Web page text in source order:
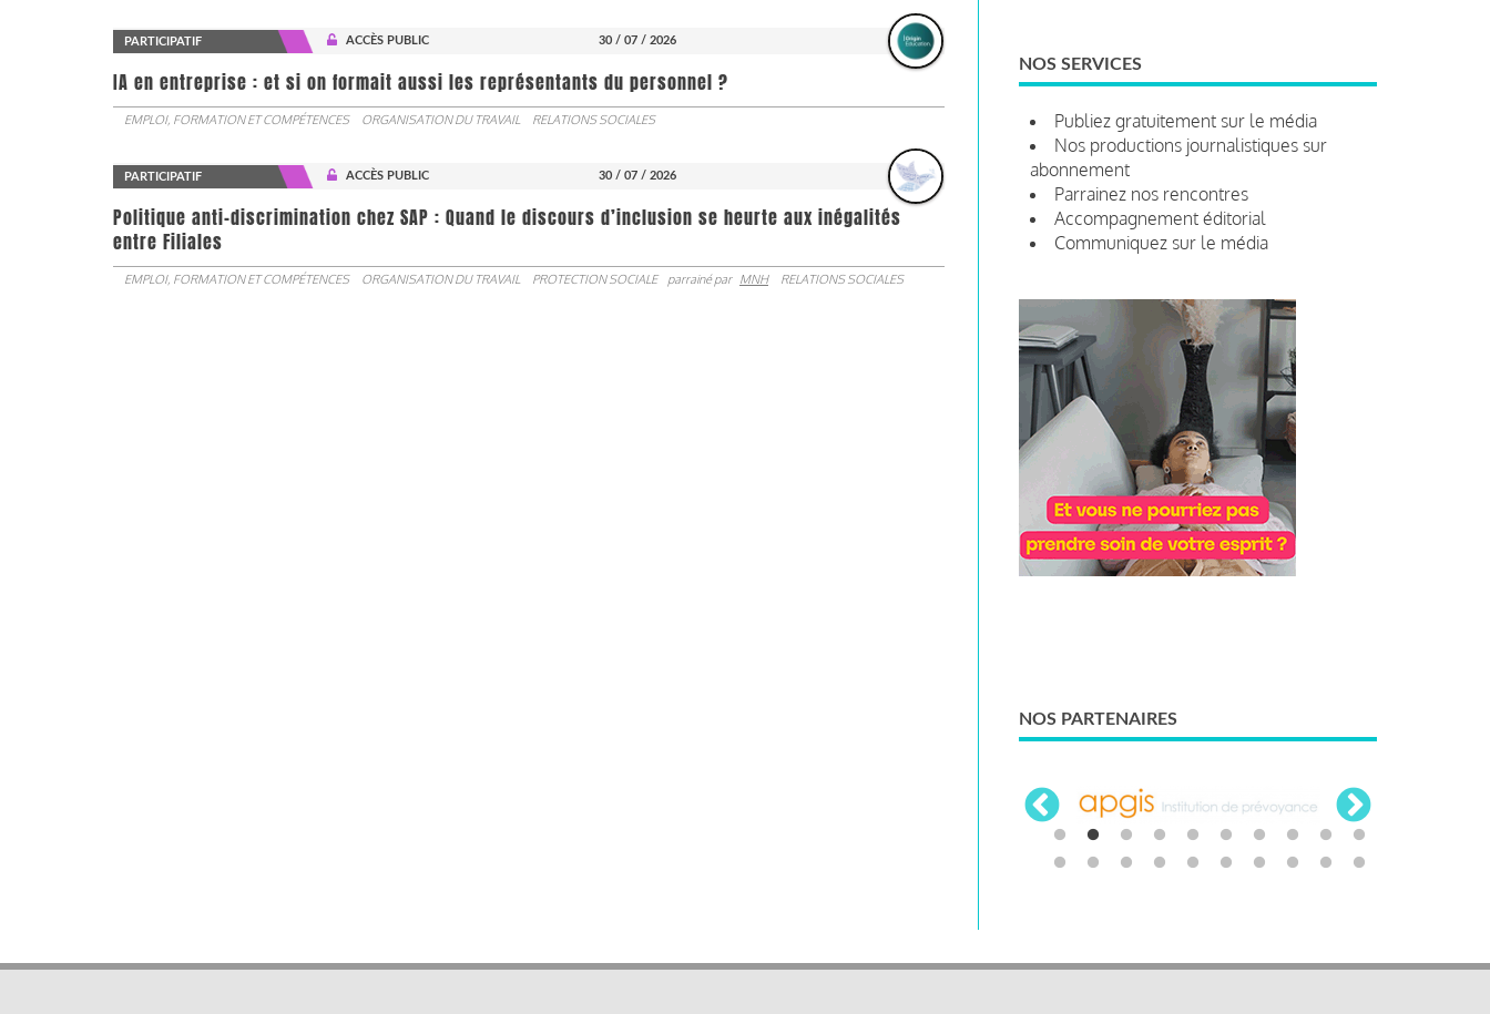
PARTICIPATIF ACCÈS PUBLIC 30 / 07 / 2026
IA en entreprise : et si on formait aussi les représentants du personnel ?
EMPLOI, FORMATION ET COMPÉTENCES ORGANISATION DU TRAVAIL RELATIONS SOCIALES
PARTICIPATIF ACCÈS PUBLIC 30 / 07 / 2026
Politique anti-discrimination chez SAP : Quand le discours d’inclusion se heurte aux inégalités
entre Filiales
EMPLOI, FORMATION ET COMPÉTENCES ORGANISATION DU TRAVAIL PROTECTION SOCIALE parrainé par MNH RELATIONS SOCIALES
NOS SERVICES
Publiez gratuitement sur le média
Nos productions journalistiques sur
abonnement
Parrainez nos rencontres
Accompagnement éditorial
Communiquez sur le média
NOS PARTENAIRES